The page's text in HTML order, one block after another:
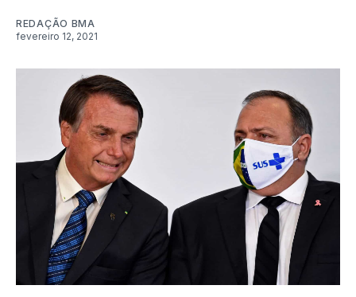
REDAÇÃO BMA
fevereiro 12, 2021